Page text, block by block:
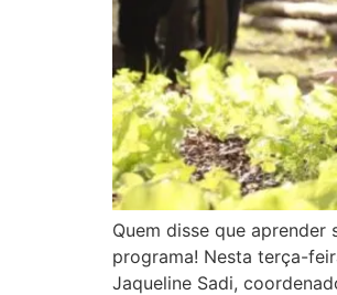
Quem disse que
programa! Nesta terça-
Jaqueline Sadi,